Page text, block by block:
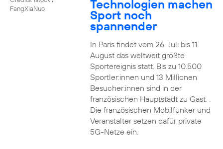
FangXiaNuo
Technologien machen
Sport noch
spannender
In Paris findet vom 26. Juli bis 11.
August das weltweit größte
Sportereignis statt. Bis zu 10.500
Sportler:innen und 13 Millionen
Besucher:innen sind in der
französischen Hauptstadt zu Gast. .
Die französischen Mobilfunker und
Veranstalter setzen dafür private
5G-Netze ein.